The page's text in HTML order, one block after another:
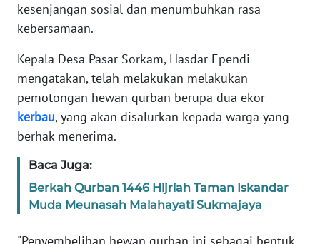
kesenjangan sosial dan menumbuhkan rasa
kebersamaan.
Kepala Desa Pasar Sorkam, Hasdar Ependi
mengatakan, telah melakukan melakukan
pemotongan hewan qurban berupa dua ekor
kerbau, yang akan disalurkan kepada warga yang
berhak menerima.
Baca Juga:
Berkah Qurban 1446 Hijriah Taman Iskandar
Muda Meunasah Malahayati Sukmajaya
SERAMBI
WN
JAMBI
WN
SULTRA
WN
NTB
WN